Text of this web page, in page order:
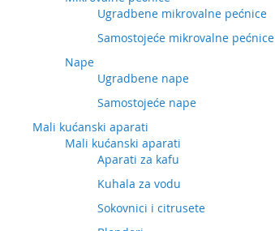
Ugradbene mikrovalne pećnice
Samostojeće mikrovalne pećnice
Nape
Ugradbene nape
Samostojeće nape
Mali kućanski aparati
Mali kućanski aparati
Aparati za kafu
Kuhala za vodu
Sokovnici i citrusete